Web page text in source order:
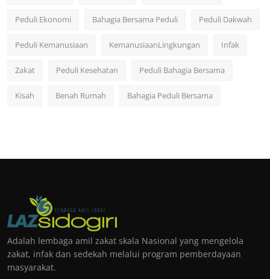
Peduli Ekonomi Bahagia Bersama Peduli Peduli Dakwah
Peduli Kemanusiaan KemanusiaanLingkungan Infak
Zakat Peduli Kesehatan Peduli Bahagia Bersama
Kisah Benah Rumah Bahagia Peduli Bersama
Adalah lembaga amil zakat skala Nasional yang mengelola
zakat, infak dan sedekah melalui program pemberdayaan
masyarakat.